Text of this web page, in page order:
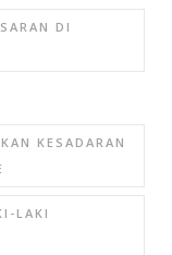
DI
KESADARAN
LAKI